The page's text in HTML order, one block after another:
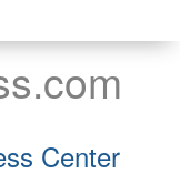
Center